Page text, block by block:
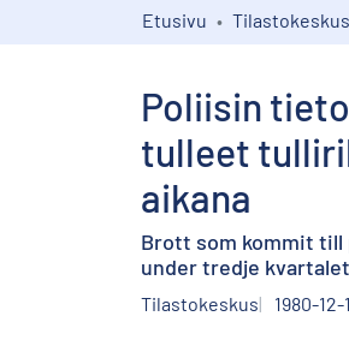
Etusivu Tilastokeskus
Poliisin
tulleet
aikana
Brott som kommit till
under tredje kvartalet
Tilastokeskus 1980-12-